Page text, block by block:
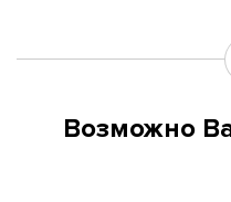
Возможно